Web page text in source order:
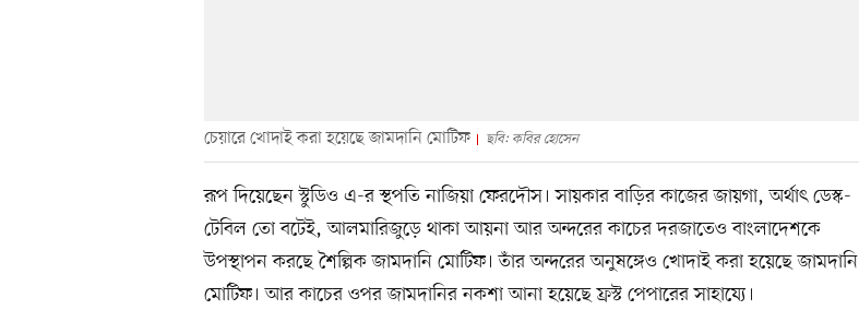
চেয়ারে খোদাই করা হয়েছে জামদানি মোটিফ ছবি: কবির হোসেন
রূপ দিয়েছেন স্টুডিও এ-র স্থপতি নাজিয়া ফেরদৌস। সায়কার বাড়ির কাজের জায়গা, অর্থাৎ ডেস্ক-
টেবিল তো বটেই, আলমারিজুড়ে থাকা আয়না আর অন্দরের কাচের দরজাতেও বাংলাদেশকে
উপস্থাপন করছে শৈল্পিক জামদানি মোটিফ। তাঁর অন্দরের অনুষঙ্গেও খোদাই করা হয়েছে জামদানি
মোটিফ। আর কাচের ওপর জামদানির নকশা আনা হয়েছে ফ্রস্ট পেপারের সাহায্যে।